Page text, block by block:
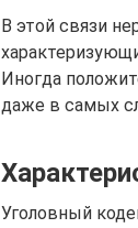
В этой связи
Иногда
даже в самых
Уголовный